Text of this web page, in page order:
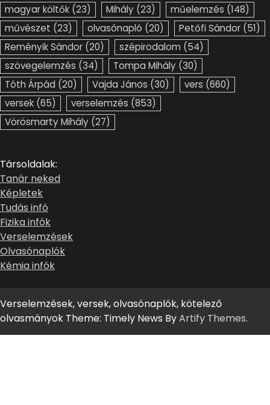
magyar költők (23) Mihály (23) műelemzés (148)
művészet (23) olvasónapló (20) Petőfi Sándor (51)
Reményik Sándor (20) szépirodalom (54)
szövegelemzés (34) Tompa Mihály (30)
Tóth Árpád (20) Vajda János (30) vers (660)
versek (65) verselemzés (853)
Vörösmarty Mihály (27)
Társoldalak:
Tanár neked
Képletek
Tudás infó
Fizika infók
Verselemzések
Olvasónaplók
Kémia infók
Verselemzések, versek, olvasónaplók, kötelező
olvasmányok Theme: Timely News ByArtify Themes.